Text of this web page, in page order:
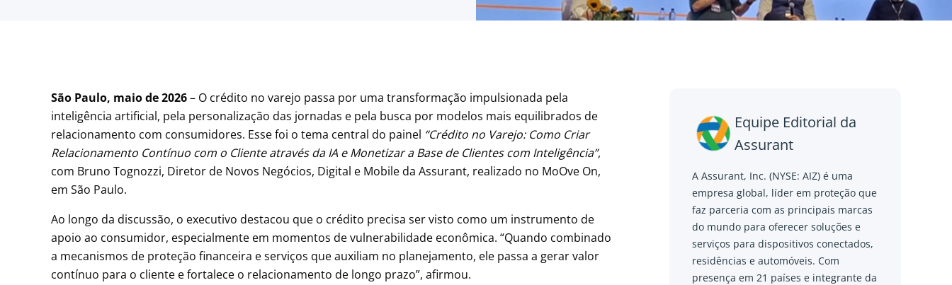
São Paulo, maio de 2026– O crédito no varejo passa por uma transformação impulsionada pela
inteligência artificial, pela personalização das jornadas e pela busca por modelos mais equilibrados de
relacionamento com consumidores. Esse foi o tema central do painel “Crédito no Varejo: Como Criar
Relacionamento Contínuo com o Cliente através da IA e Monetizar a Base de Clientes com Inteligência”,
com Bruno Tognozzi, Diretor de Novos Negócios, Digital e Mobile da Assurant, realizado no MoOve On,
em São Paulo.
Ao longo da discussão, o executivo destacou que o crédito precisa ser visto como um instrumento de
apoio ao consumidor, especialmente em momentos de vulnerabilidade econômica. “Quando combinado
a mecanismos de proteção financeira e serviços que auxiliam no planejamento, ele passa a gerar valor
contínuo para o cliente e fortalece o relacionamento de longo prazo”, afirmou.
Equipe Editorial da
Assurant
A Assurant, Inc. (NYSE: AIZ) é uma
empresa global, líder em proteção que
faz parceria com as principais marcas
do mundo para oferecer soluções e
serviços para dispositivos conectados,
residências e automóveis. Com
presença em 21 países e integrante da